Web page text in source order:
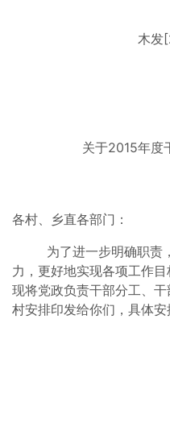
木发
关于2015年度
各村、乡直各部门：
为了进一步明确职责
力，更好地实现各项工作
现将党政负责干部分工、
村安排印发给你们，具体安